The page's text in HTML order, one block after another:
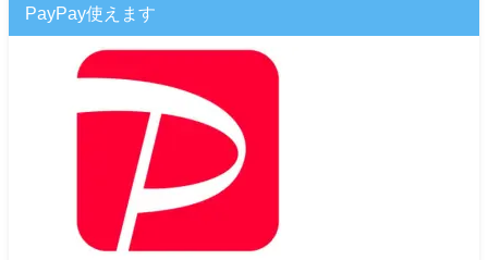
PayPay使えます